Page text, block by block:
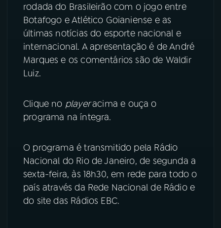
YouTube Facebook
Instagram X
TikTok
rodada do Brasileirão com o jogo entre
Botafogo e Atlético Goianiense e as
últimas notícias do esporte nacional e
internacional. A apresentação é de André
Marques e os comentários são de Waldir
Luiz.
Clique no playeracima e ouça o
programa na íntegra.
O programa é transmitido pela Rádio
Nacional do Rio de Janeiro, de segunda a
sexta-feira, às 18h30, em rede para todo o
país através da Rede Nacional de Rádio e
do site das Rádios EBC.